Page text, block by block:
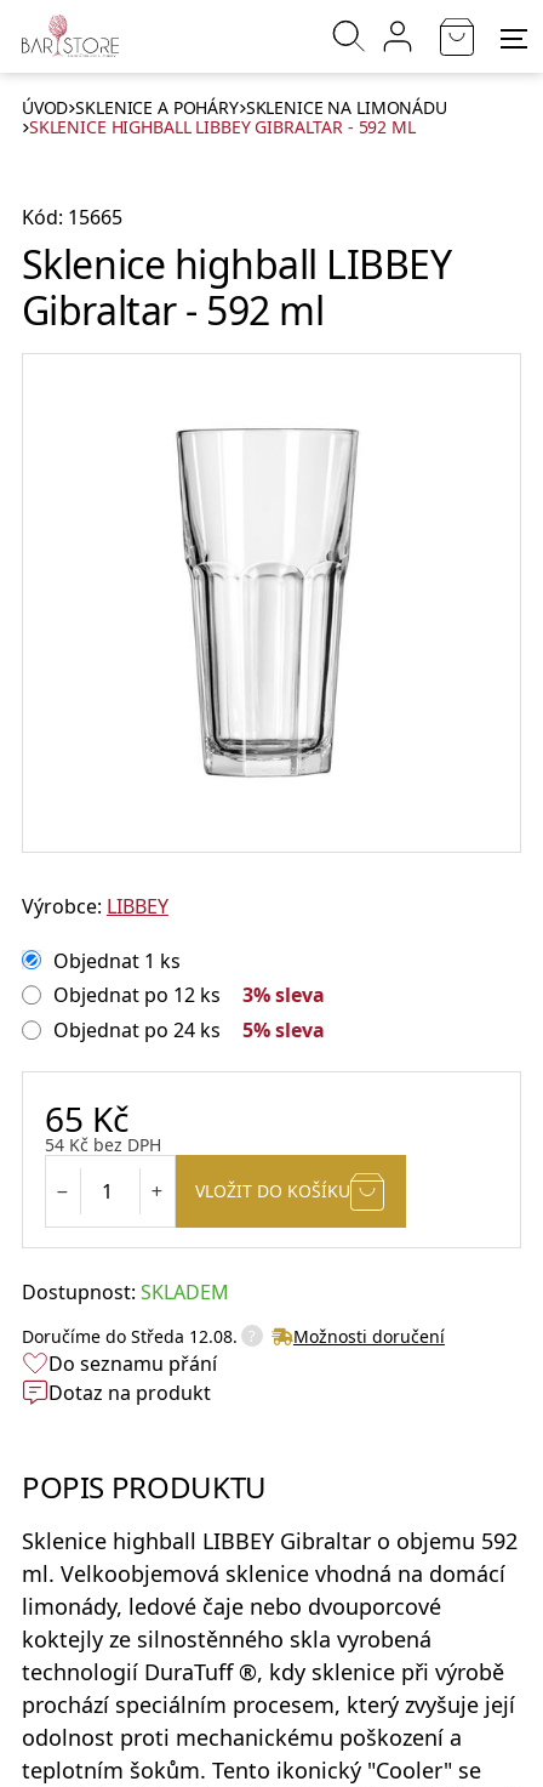
ÚVOD SKLENICE A POHÁRY SKLENICE NA LIMONÁDU
SKLENICE HIGHBALL LIBBEY GIBRALTAR - 592 ML
Kód: 15665
Sklenice highball LIBBEY
Gibraltar - 592 ml
Výrobce: LIBBEY
Objednat 1 ks
Objednat po 12 ks
3% sleva
Objednat po 24 ks
5% sleva
65 Kč
54 Kčbez DPH
VLOŽIT DO KOŠÍKU
Dostupnost: SKLADEM
Doručíme do Středa 12.08. ? Možnosti doručení
Do seznamu přání
Dotaz na produkt
POPIS PRODUKTU
Sklenice highball LIBBEY Gibraltaro objemu 592
ml. Velkoobjemová sklenice vhodná na domácí
limonády, ledové čaje nebo dvouporcové
koktejly ze silnostěnného skla vyrobená
technologií DuraTuff®, kdy sklenice při výrobě
prochází speciálním procesem, který zvyšuje její
odolnost proti mechanickému poškození a
teplotním šokům. Tento ikonický "Cooler" se